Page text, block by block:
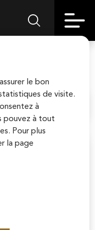
le bon
de visite.
à
pouvez à tout
Pour plus
la page
Skip to
site map
Saint-
le site de la
principalRechercher sur